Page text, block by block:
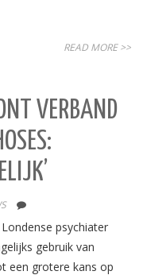
READ MORE >>
VERBAND
psychiater
gebruik van
een grotere kans op